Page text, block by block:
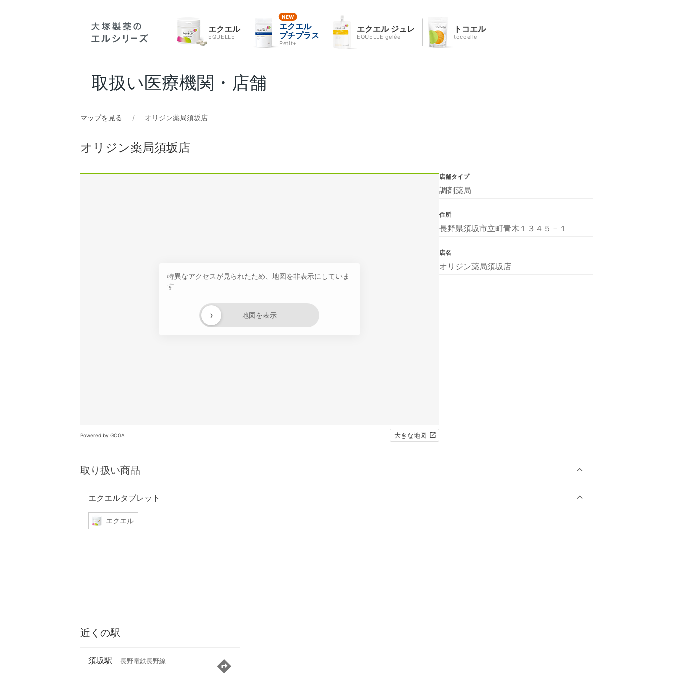
エクエル
EQUELLE
エクエル
プチプラス
Petit+
エクエル ジュレ
EQUELLE gelée
トコエル
tocoelle
取扱い医療機関・店舗
マップを見る オリジン薬局須坂店
オリジン薬局須坂店
特異なアクセスが見られたため、地図を非表示にしていま
す
地図を表示
›
Powered by GOGA 大きな地図
取り扱い商品
エクエルタブレット
エクエル
店舗タイプ
調剤薬局
住所
長野県須坂市立町青木１３４５－１
店名
オリジン薬局須坂店
近くの駅
須坂駅 長野電鉄長野線